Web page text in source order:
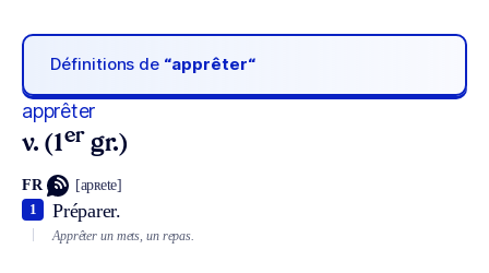
Définitions de “apprêter“
apprêter
v. (1er gr.)
FR [apʀete]
Préparer.
1
Apprêter un mets, un repas.